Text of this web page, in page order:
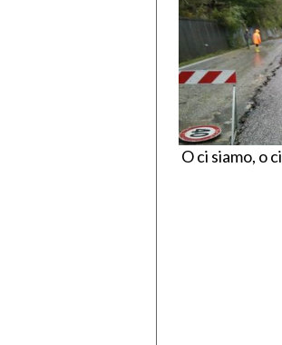
O ci siamo, o